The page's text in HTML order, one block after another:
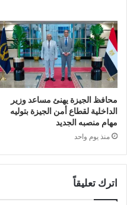
محافظ الجيزة يهنئ مساعد وزير
الداخلية لقطاع أمن الجيزة بتوليه
مهام منصبه الجديد
منذ يوم واحد
اترك تعليقاً